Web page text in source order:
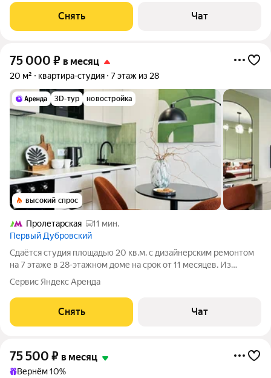
двор. Есть консьерж.
Снять Чат
75 000 ₽ в месяц
20 м² квартира-студия 7 этаж из 28
3D-тур новостройка
высокий спрос
Пролетарская
11 мин.
Первый Дубровский
Сдаётся студия площадью 20 кв.м. с дизайнерским ремонтом
на 7 этаже в 28-этажном доме на срок от 11 месяцев. Из
техники есть: Телевизор Духовой шкаф Микроволновка
Телевизор Smart TV с 4-K разрешением Встроенный
холодильник NO FROST с зоной
Сервис Яндекс Аренда
Снять Чат
75 500 ₽ в месяц
Вернём 10%